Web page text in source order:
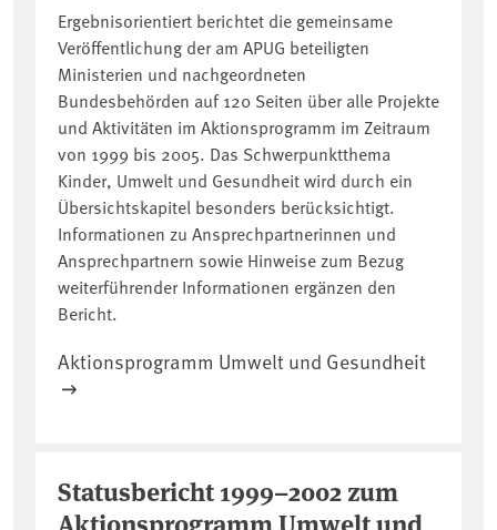
Ergebnisorientiert berichtet die gemeinsame
Veröffentlichung der am APUG beteiligten
Ministerien und nachgeordneten
Bundesbehörden auf 120 Seiten über alle Projekte
und Aktivitäten im Aktionsprogramm im Zeitraum
von 1999 bis 2005. Das Schwerpunktthema
Kinder, Umwelt und Gesundheit wird durch ein
Übersichtskapitel besonders berücksichtigt.
Informationen zu Ansprechpartnerinnen und
Ansprechpartnern sowie Hinweise zum Bezug
weiterführender Informationen ergänzen den
Bericht.
Aktionsprogramm Umwelt und Gesundheit
Statusbericht 1999–2002 zum